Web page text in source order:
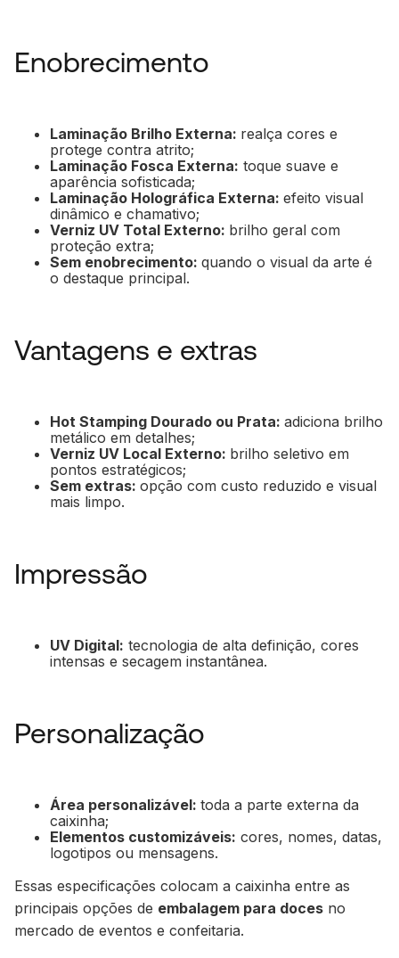
Enobrecimento
Laminação Brilho Externa: realça cores e
protege contra atrito;
Laminação Fosca Externa: toque suave e
aparência sofisticada;
Laminação Holográfica Externa: efeito visual
dinâmico e chamativo;
Verniz UV Total Externo: brilho geral com
proteção extra;
Sem enobrecimento: quando o visual da arte é
o destaque principal.
Vantagens e extras
Hot Stamping Dourado ou Prata: adiciona brilho
metálico em detalhes;
Verniz UV Local Externo: brilho seletivo em
pontos estratégicos;
Sem extras: opção com custo reduzido e visual
mais limpo.
Impressão
UV Digital: tecnologia de alta definição, cores
intensas e secagem instantânea.
Personalização
Área personalizável: toda a parte externa da
caixinha;
Elementos customizáveis: cores, nomes, datas,
logotipos ou mensagens.
Essas especificações colocam a caixinha entre as
principais opções de embalagem para doces no
mercado de eventos e confeitaria.